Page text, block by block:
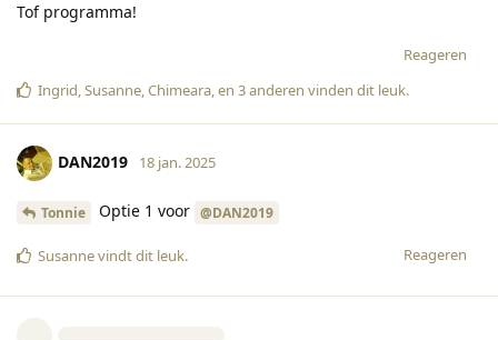
Tof programma!
Reageren
Ingrid,Susanne,Chimeara, en 3anderen vinden dit leuk.
DAN2019 18 jan. 2025
Tonnie Optie 1 voor @DAN2019
Reageren
Susannevindt dit leuk.